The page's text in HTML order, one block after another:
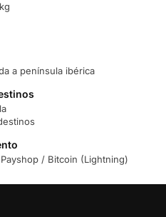
a península ibérica
/ Bitcoin (Lightning)